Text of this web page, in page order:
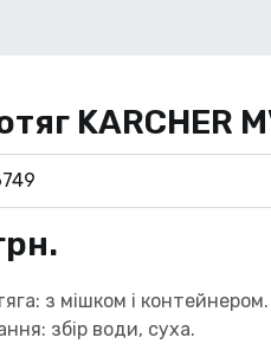
KARCHER
з мішком і контейнером.
збір води, суха.